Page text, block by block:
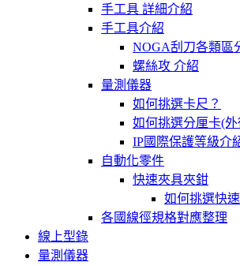
手工具 詳細介紹
手工具介紹
NOGA刮刀各類區
螺絲攻 介紹
量測儀器
如何挑選卡尺？
如何挑選分厘卡(外
IP國際保護等級介
自動化零件
快速夾具夾鉗
如何挑選快
各國線徑規格對應整理
線上型錄
量測儀器